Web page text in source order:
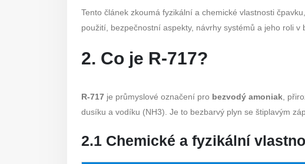
Tento článek zkoumá fyzikální a chemické vlastnosti
použití, bezpečnostní aspekty, návrhy systémů a jeho roli v
2. Co je R-717?
R-717 je průmyslové označení pro bezvodý amoniak ,
dusíku a vodíku (NH3). Je to bezbarvý plyn se štiplavým
2.1 Chemické a fyzikální